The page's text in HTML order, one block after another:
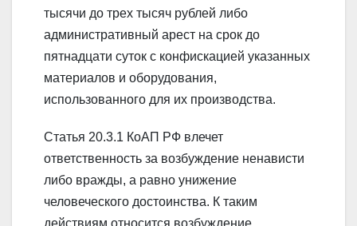
тысячи до трех тысяч рублей либо
административный арест на срок до
пятнадцати суток с конфискацией указанных
материалов и оборудования,
использованного для их производства.
Статья 20.3.1 КоАП РФ влечет
ответственность за возбуждение ненависти
либо вражды, а равно унижение
человеческого достоинства. К таким